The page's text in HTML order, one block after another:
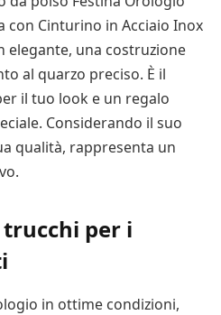
con Cinturino in Acciaio Inox
elegante, una costruzione
al quarzo preciso. È il
il tuo look e un regalo
Considerando il suo
qualità, rappresenta un
per i
in ottime condizioni,